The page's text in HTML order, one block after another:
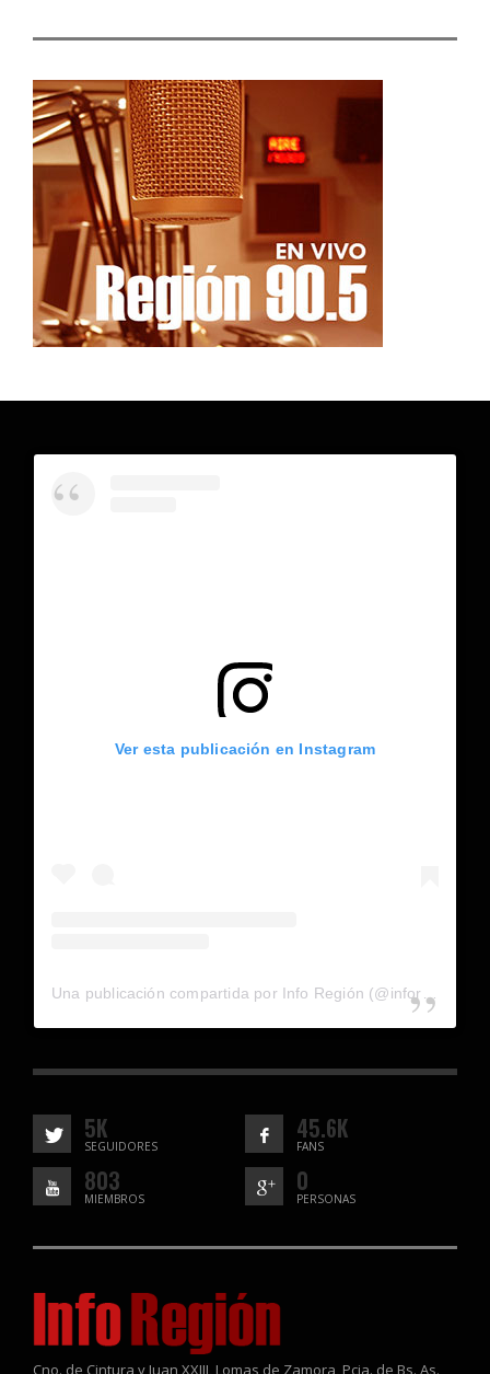
Ver esta publicación en Instagram
Una publicación compartida por Info Región (@inforegion_redes)
5K
SEGUIDORES
45.6K
FANS
803
MIEMBROS
0
PERSONAS
Cno. de Cintura y Juan XXIII, Lomas de Zamora, Pcia. de Bs. As.